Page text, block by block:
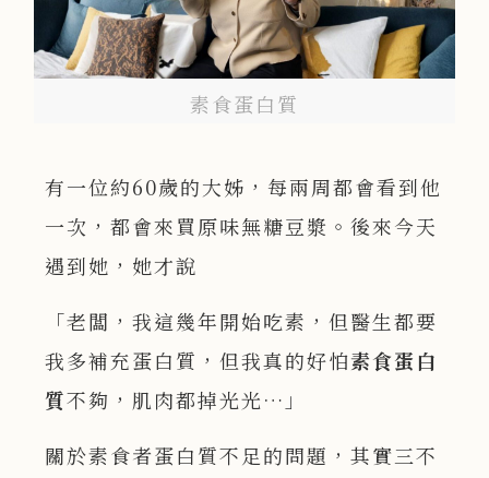
素食蛋白質
有一位約60歲的大姊，每兩周都會看到他
一次，都會來買原味無糖豆漿。後來今天
遇到她，她才說
「老闆，我這幾年開始吃素，但醫生都要
我多補充蛋白質，但我真的好怕素食蛋白
質不夠，肌肉都掉光光…」
關於素食者蛋白質不足的問題，其實三不